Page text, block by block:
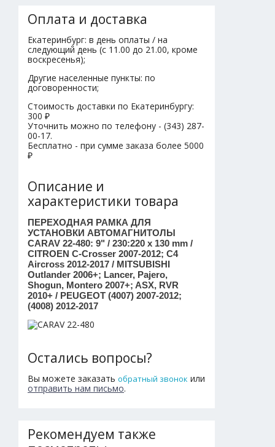
Оплата и доставка
Екатеринбург: в день оплаты / на
следующий день (с 11.00 до 21.00, кроме
воскресенья);
Другие населенные пункты: по
договоренности;
Стоимость доставки по Екатеринбургу:
300 ₽
Уточнить можно по телефону - (343) 287-
00-17.
Бесплатно - при сумме заказа более 5000
₽
Описание и
характеристики товара
ПЕРЕХОДНАЯ РАМКА ДЛЯ
УСТАНОВКИ АВТОМАГНИТОЛЫ
CARAV 22-480: 9" / 230:220 x 130 mm /
CITROEN C-Crosser 2007-2012; C4
Aircross 2012-2017 / MITSUBISHI
Outlander 2006+; Lancer, Pajero,
Shogun, Montero 2007+; ASX, RVR
2010+ / PEUGEOT (4007) 2007-2012;
(4008) 2012-2017
Остались вопросы?
Вы можете заказать обратный звонок или
отправить нам письмо.
Рекомендуем также